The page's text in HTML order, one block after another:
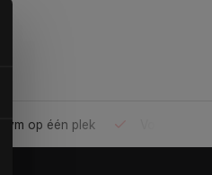
op één plek